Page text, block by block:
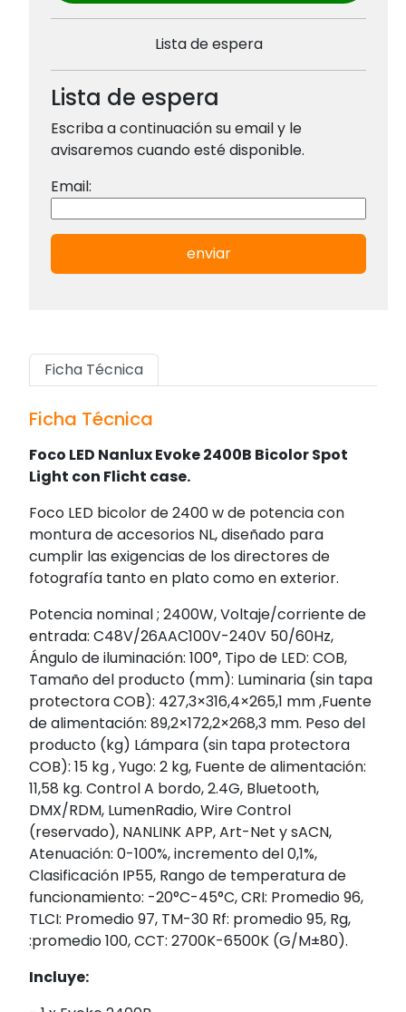
Lista de espera
Lista de espera
Escriba a continuación su email y le
avisaremos cuando esté disponible.
Email:
enviar
Ficha Técnica
Ficha Técnica
Foco LED Nanlux Evoke 2400B Bicolor Spot
Light con Flicht case.
Foco LED bicolor de 2400 w de potencia con
montura de accesorios NL, diseñado para
cumplir las exigencias de los directores de
fotografía tanto en plato como en exterior.
Potencia nominal ; 2400W, Voltaje/corriente de
entrada: C48V/26AAC100V-240V 50/60Hz,
Ángulo de iluminación: 100°, Tipo de LED: COB,
Tamaño del producto (mm): Luminaria (sin tapa
protectora COB): 427,3×316,4×265,1 mm ,Fuente
de alimentación: 89,2×172,2×268,3 mm. Peso del
producto (kg) Lámpara (sin tapa protectora
COB): 15 kg , Yugo: 2 kg, Fuente de alimentación:
11,58 kg. Control A bordo, 2.4G, Bluetooth,
DMX/RDM, LumenRadio, Wire Control
(reservado), NANLINK APP, Art-Net y sACN,
Atenuación: 0-100%, incremento del 0,1%,
Clasificación IP55, Rango de temperatura de
funcionamiento: -20°C-45°C, CRI: Promedio 96,
TLCI: Promedio 97, TM-30 Rf: promedio 95, Rg,
:promedio 100, CCT: 2700K-6500K (G/M±80).
Incluye: